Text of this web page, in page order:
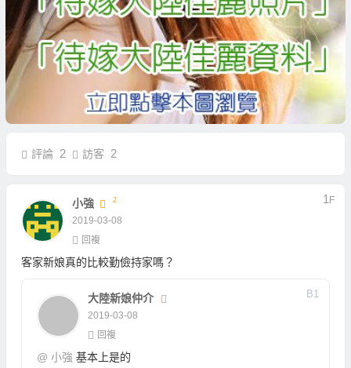
評論 2 訪客 2
小強 2
2019-03-08
1F
回複
客家新娘真的比較勤儉持家嗎？
大陸新娘仲介
2019-03-08
B1
回複
@ 小強 基本上是的